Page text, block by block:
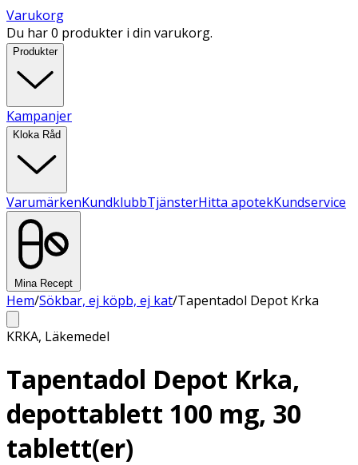
Varukorg
Du har 0 produkter i din varukorg.
Produkter
Kampanjer
Kloka Råd
VarumärkenKundklubbTjänsterHitta apotekKundservice
Mina Recept
Hem/Sökbar, ej köpb, ej kat/Tapentadol Depot Krka
KRKA, Läkemedel
Tapentadol Depot Krka,
depottablett 100 mg, 30
tablett(er)